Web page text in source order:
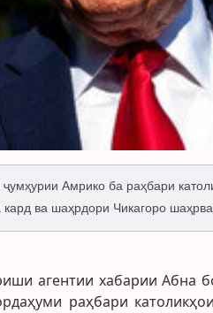
Амрико ба раҳбари
ва шаҳрдори Чикагоро
агентии хабарии Абна
раҳбари